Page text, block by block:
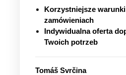
Korzystniejsze
zamówieniach
Indywidualna oferta
Twoich potrzeb
Tomáš Svrčina